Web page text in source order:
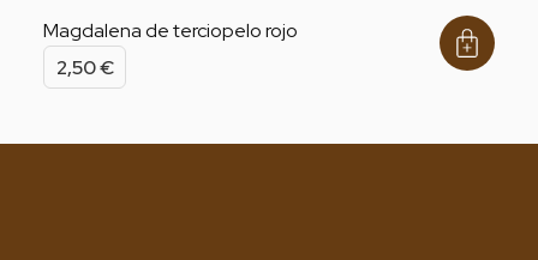
Magdalena de terciopelo rojo
2,50€